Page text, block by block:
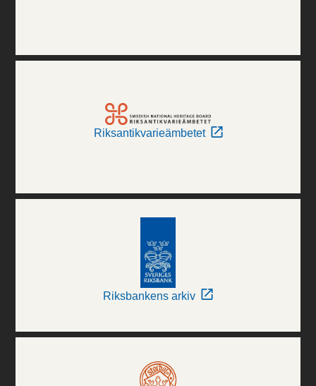
Riksantikvarieämbetet
Riksbankens arkiv